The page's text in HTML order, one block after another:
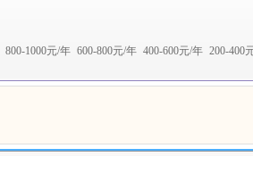
800-1000元/年 600-800元/年 400-600元/年 200-400